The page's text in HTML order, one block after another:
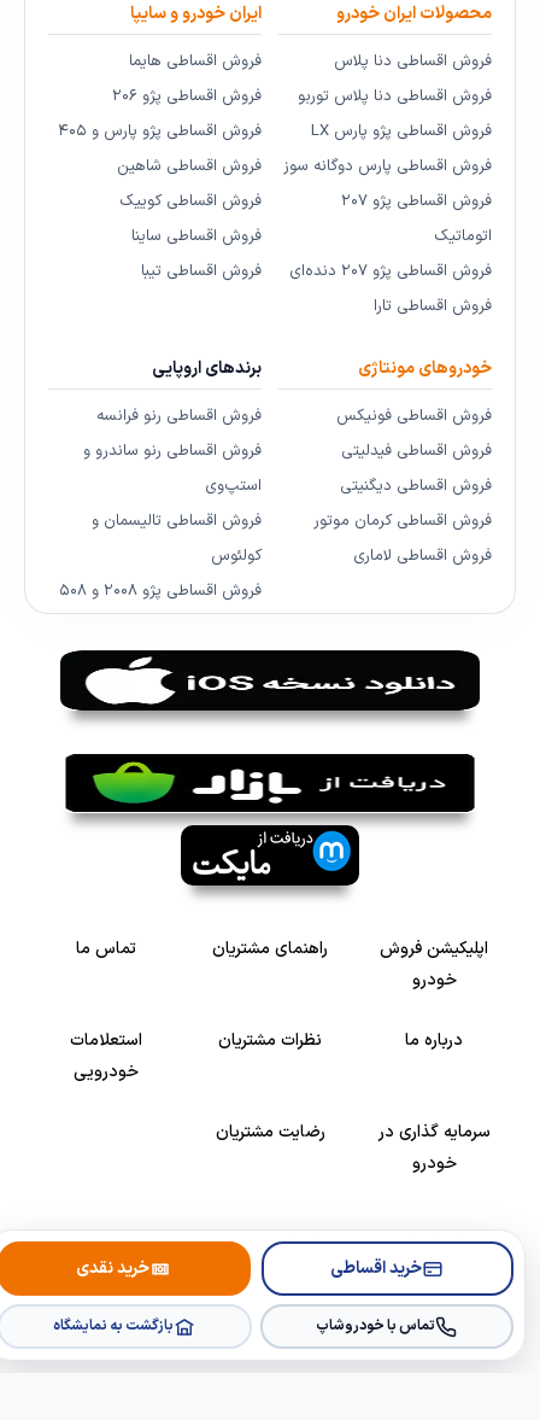
خرید اقساطی خرید نقدی
تماس با خودروشاپ بازگشت به نمایشگاه
محصولات ایران خودرو
فروش اقساطی دنا پلاس
فروش اقساطی دنا پلاس توربو
فروش اقساطی پژو پارس LX
فروش اقساطی پارس دوگانه سوز
فروش اقساطی پژو ۲۰۷
اتوماتیک
فروش اقساطی پژو ۲۰۷ دنده‌ای
فروش اقساطی تارا
ایران خودرو و سایپا
فروش اقساطی هایما
فروش اقساطی پژو ۲۰۶
فروش اقساطی پژو پارس و ۴۰۵
فروش اقساطی شاهین
فروش اقساطی کوییک
فروش اقساطی ساینا
فروش اقساطی تیبا
خودروهای مونتاژی
فروش اقساطی فونیکس
فروش اقساطی فیدلیتی
فروش اقساطی دیگنیتی
فروش اقساطی کرمان موتور
فروش اقساطی لاماری
برندهای اروپایی
فروش اقساطی رنو فرانسه
فروش اقساطی رنو ساندرو و
استپ‌وی
فروش اقساطی تالیسمان و
کولئوس
فروش اقساطی پژو ۲۰۰۸ و ۵۰۸
اپلیکیشن فروش
خودرو
راهنمای مشتریان تماس ما
درباره ما نظرات مشتریان
استعلامات
خودرویی
سرمایه گذاری در
خودرو
رضایت مشتریان
Copyright © 2005-2026Khodroshop.ir